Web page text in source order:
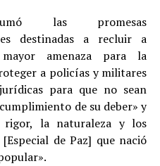
las promesas
destinadas a recluir a
amenaza para la
a policías y militares
para que no sean
de su deber» y
rigor, la naturaleza y los
de Paz] que nació